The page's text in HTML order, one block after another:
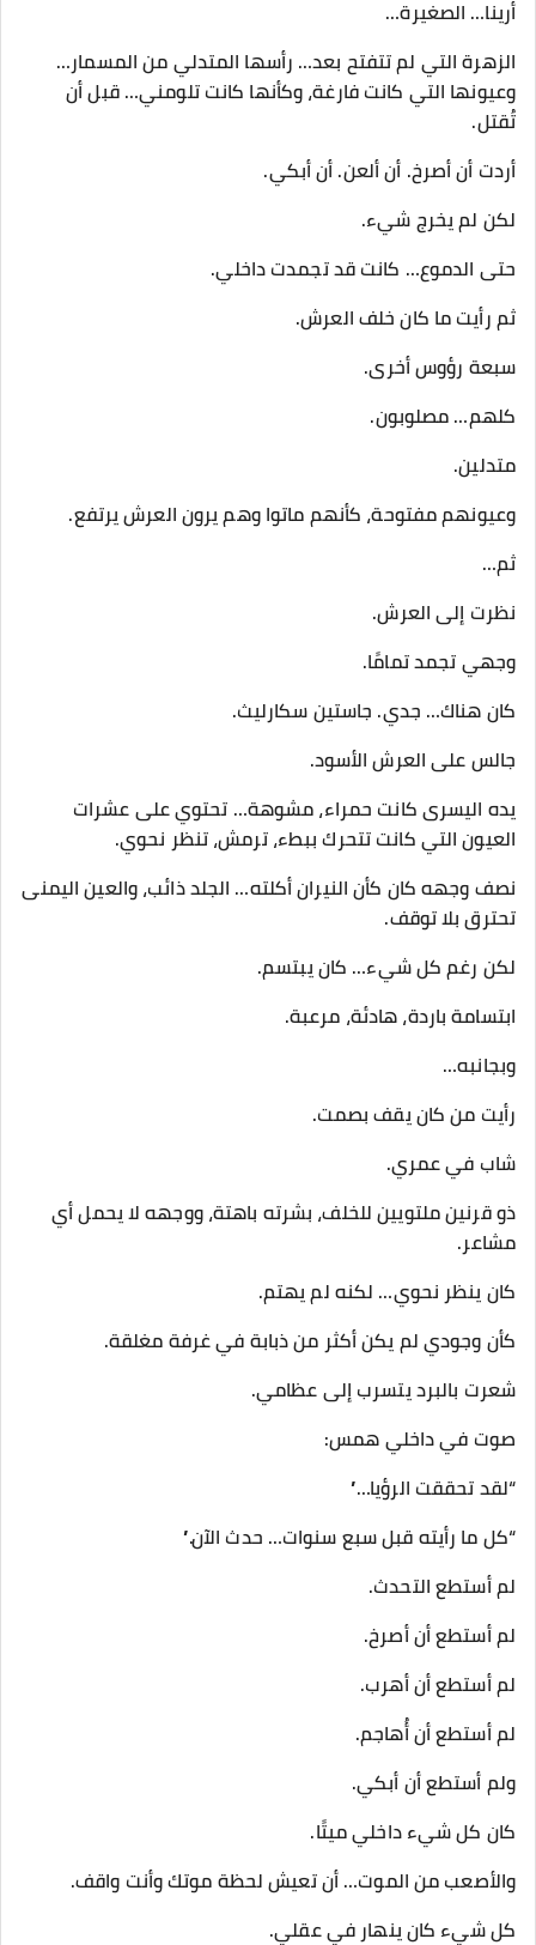
أرينا… الصغيرة…
الزهرة التي لم تتفتح بعد… رأسها المتدلي من المسمار…
وعيونها التي كانت فارغة، وكأنها كانت تلومني… قبل أن
تُقتل.
أردت أن أصرخ. أن ألعن. أن أبكي.
لكن لم يخرج شيء.
حتى الدموع… كانت قد تجمدت داخلي.
ثم رأيت ما كان خلف العرش.
سبعة رؤوس أخرى.
كلهم… مصلوبون.
متدلين.
وعيونهم مفتوحة، كأنهم ماتوا وهم يرون العرش يرتفع.
ثم…
نظرت إلى العرش.
وجهي تجمد تمامًا.
كان هناك… جدي. جاستين سكارليث.
جالس على العرش الأسود.
يده اليسرى كانت حمراء، مشوهة… تحتوي على عشرات
العيون التي كانت تتحرك ببطء، ترمش، تنظر نحوي.
نصف وجهه كان كأن النيران أكلته… الجلد ذائب، والعين اليمنى
تحترق بلا توقف.
لكن رغم كل شيء… كان يبتسم.
ابتسامة باردة، هادئة، مرعبة.
وبجانبه…
رأيت من كان يقف بصمت.
شاب في عمري.
ذو قرنين ملتويين للخلف، بشرته باهتة، ووجهه لا يحمل أي
مشاعر.
كان ينظر نحوي… لكنه لم يهتم.
كأن وجودي لم يكن أكثر من ذبابة في غرفة مغلقة.
شعرت بالبرد يتسرب إلى عظامي.
صوت في داخلي همس:
“لقد تحققت الرؤيا…”
“كل ما رأيته قبل سبع سنوات… حدث الآن.”
لم أستطع التحدث.
لم أستطع أن أصرخ.
لم أستطع أن أهرب.
لم أستطع أن أُهاجم.
ولم أستطع أن أبكي.
كان كل شيء داخلي ميتًا.
والأصعب من الموت… أن تعيش لحظة موتك وأنت واقف.
كل شيء كان ينهار في عقلي.